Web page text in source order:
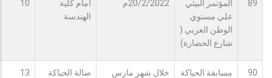
89
المؤتمر البيئي
علي مستوي
الوطن العربي (
شارع الحضارة)
20/2/2022م
أمام كلية
الهندسة
10
90
مسابقة الحياكة
خلال شهر مارس
صالة الحياكة
13